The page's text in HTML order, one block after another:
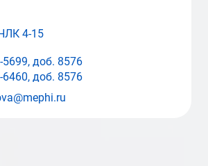
4-15
доб. 8576
доб. 8576